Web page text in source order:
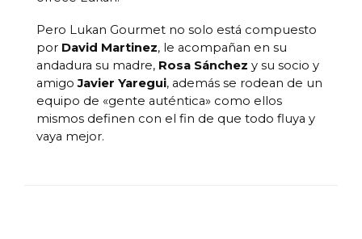
Pero Lukan Gourmet no solo está compuesto
por David Martinez, le acompañan en su
andadura su madre, Rosa Sánchez y su socio y
amigoJavier Yaregui, además se rodean de un
equipo de «gente auténtica» como ellos
mismos definen con el fin de que todo fluya y
vaya mejor.